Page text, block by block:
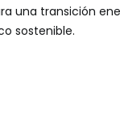
una transición
sostenible.